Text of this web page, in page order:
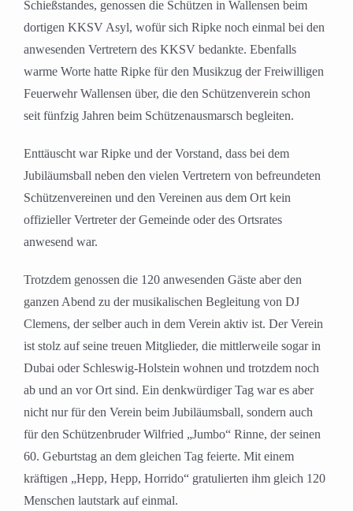
Schießstandes, genossen die Schützen in Wallensen beim
dortigen KKSV Asyl, wofür sich Ripke noch einmal bei den
anwesenden Vertretern des KKSV bedankte. Ebenfalls
warme Worte hatte Ripke für den Musikzug der Freiwilligen
Feuerwehr Wallensen über, die den Schützenverein schon
seit fünfzig Jahren beim Schützenausmarsch begleiten.
Enttäuscht war Ripke und der Vorstand, dass bei dem
Jubiläumsball neben den vielen Vertretern von befreundeten
Schützenvereinen und den Vereinen aus dem Ort kein
offizieller Vertreter der Gemeinde oder des Ortsrates
anwesend war.
Trotzdem genossen die 120 anwesenden Gäste aber den
ganzen Abend zu der musikalischen Begleitung von DJ
Clemens, der selber auch in dem Verein aktiv ist. Der Verein
ist stolz auf seine treuen Mitglieder, die mittlerweile sogar in
Dubai oder Schleswig-Holstein wohnen und trotzdem noch
ab und an vor Ort sind. Ein denkwürdiger Tag war es aber
nicht nur für den Verein beim Jubiläumsball, sondern auch
für den Schützenbruder Wilfried „Jumbo“ Rinne, der seinen
60. Geburtstag an dem gleichen Tag feierte. Mit einem
kräftigen „Hepp, Hepp, Horrido“ gratulierten ihm gleich 120
Menschen lautstark auf einmal.